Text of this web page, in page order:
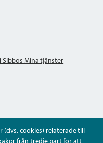
(dvs. cookies) relaterade till
från tredje part för att
Sibbos Mina tjänster